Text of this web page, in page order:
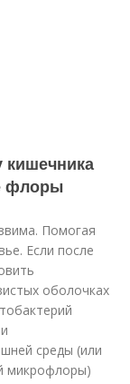
флоры
Помогая
Если после
оболочках
среды (или
микрофлоры)